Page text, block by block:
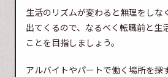
生活のリズムが変わると無理をしな
出てくるので、なるべく転職前と生
ことを目指しましょう。
アルバイトやパートで働く場所を探